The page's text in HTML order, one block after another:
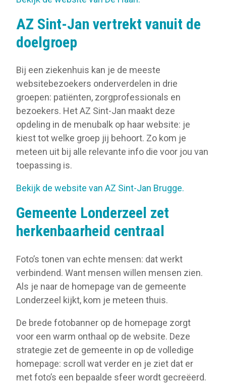
AZ Sint-Jan vertrekt vanuit de
doelgroep
Bij een ziekenhuis kan je de meeste
websitebezoekers onderverdelen in drie
groepen: patiënten, zorgprofessionals en
bezoekers. Het AZ Sint-Jan maakt deze
opdeling in de menubalk op haar website: je
kiest tot welke groep jij behoort. Zo kom je
meteen uit bij alle relevante info die voor jou van
toepassing is.
Bekijk de website van AZ Sint-Jan Brugge.
Gemeente Londerzeel zet
herkenbaarheid centraal
Foto’s tonen van echte mensen: dat werkt
verbindend. Want mensen willen mensen zien.
Als je naar de homepage van de gemeente
Londerzeel kijkt, kom je meteen thuis.
De brede fotobanner op de homepage zorgt
voor een warm onthaal op de website. Deze
strategie zet de gemeente in op de volledige
homepage: scroll wat verder en je ziet dat er
met foto’s een bepaalde sfeer wordt gecreëerd.